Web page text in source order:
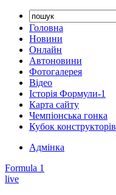
Головна
Новини
Онлайн
Автоновини
Фотогалерея
Відео
Історія Формули-1
Карта сайту
Чемпіонська гонка
Кубок конструкторів
Адмінка
Formula 1
live